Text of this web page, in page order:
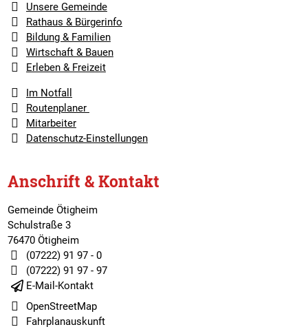
Unsere Gemeinde
Rathaus & Bürgerinfo
Bildung & Familien
Wirtschaft & Bauen
Erleben & Freizeit
Im Notfall
Routenplaner
Mitarbeiter
Datenschutz-Einstellungen
Anschrift & Kontakt
Gemeinde Ötigheim
Schulstraße 3
76470 Ötigheim
(07222) 91 97 - 0
(07222) 91 97 - 97
E-Mail-Kontakt
OpenStreetMap
Fahrplanauskunft